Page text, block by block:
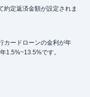
定返済金額が設定されま
カードローンの金利が年
1.5%~13.5%です。